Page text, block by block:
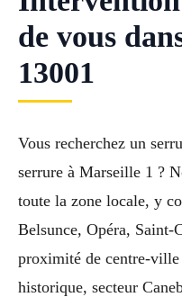
de vous
13001
Vous recherchez un
serrure à Marseille 1 ?
toute la zone locale, y
Belsunce, Opéra, Saint-
proximité de centre-
historique, secteur